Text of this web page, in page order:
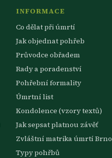
INFORMACE
Co dělat při úmrtí
Jak objednat pohřeb
Průvodce obřadem
Rady a poradenství
Pohřební formality
Úmrtní list
Kondolence (vzory textů)
Jak sepsat platnou závěť
Zvláštní matrika úmrtí Brno
Typy pohřbů